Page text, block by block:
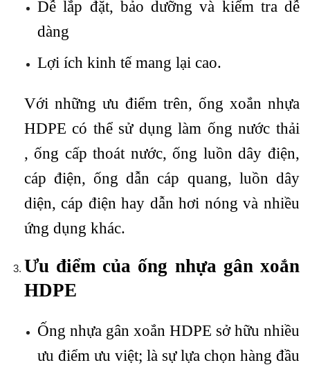
Dễ lắp đặt, bảo dưỡng và kiểm tra dễ
dàng
Lợi ích kinh tế mang lại cao.
​Với những ưu điểm trên, ống xoắn nhựa
HDPE có thể sử dụng làm ống nước thải
, ống cấp thoát nước, ống luồn dây điện,
cáp điện, ống dẫn cáp quang, luồn dây
diện, cáp điện hay dẫn hơi nóng và nhiều
ứng dụng khác.
Ưu điểm của ống nhựa gân xoắn
HDPE
Ống nhựa gân xoắn HDPE sở hữu nhiều
ưu điểm ưu việt; là sự lựa chọn hàng đầu